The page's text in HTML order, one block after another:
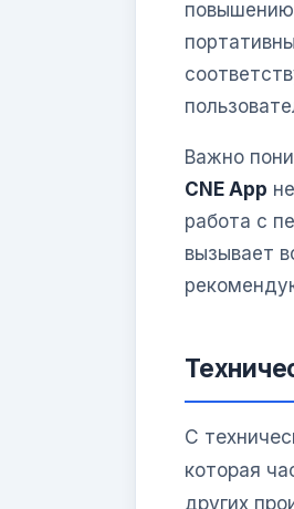
повышению
Важно
CNE App
работа с
вызывает
С
которая
других